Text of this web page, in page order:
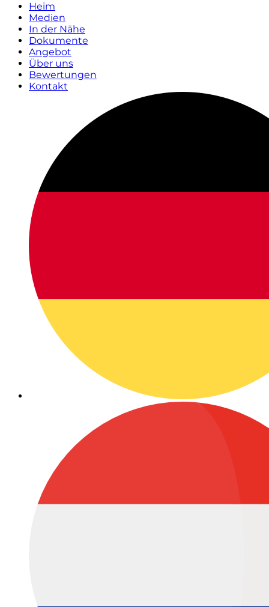
Heim
Medien
In der Nähe
Dokumente
Angebot
Über uns
Bewertungen
Kontakt